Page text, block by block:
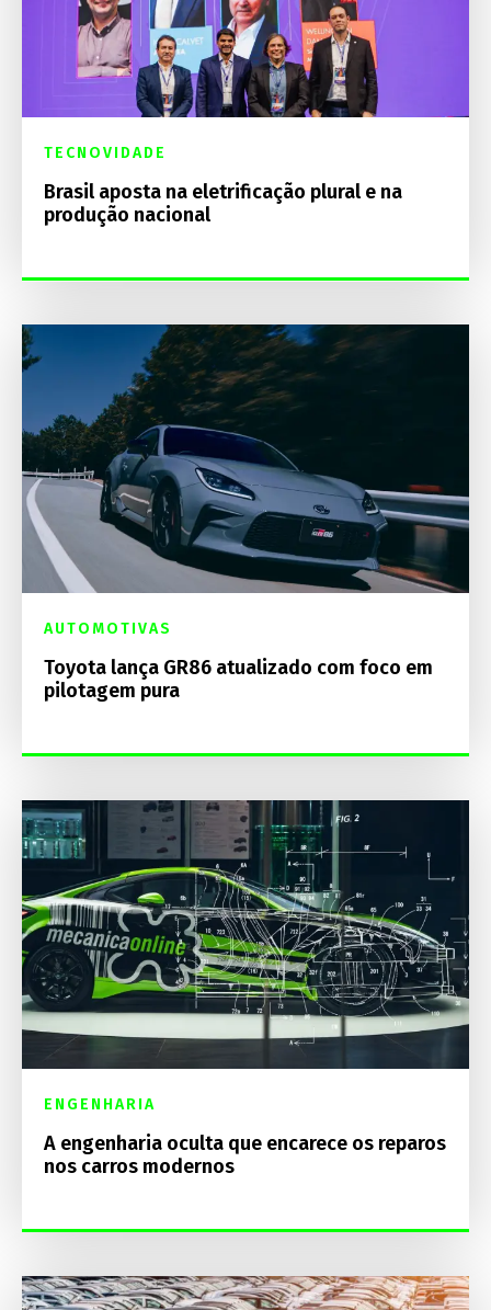
TECNOVIDADE
Brasil aposta na eletrificação plural e na
produção nacional
AUTOMOTIVAS
Toyota lança GR86 atualizado com foco em
pilotagem pura
ENGENHARIA
A engenharia oculta que encarece os reparos
nos carros modernos